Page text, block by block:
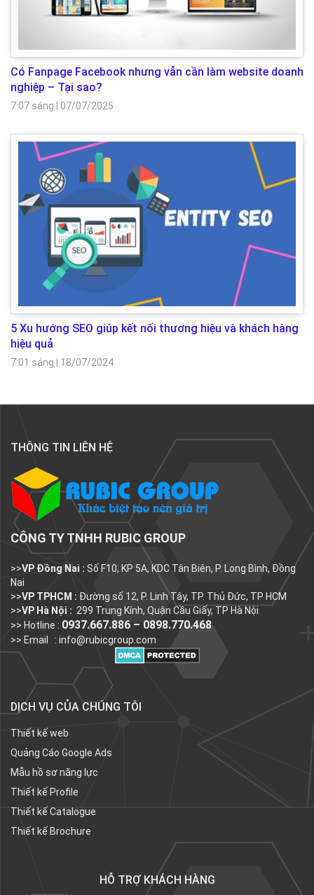
Có Fanpage Facebook nhưng vẫn cần làm website doanh
nghiệp – Tại sao?
7:07 sáng 07/07/2025
5 Xu hướng SEO giúp kết nối thương hiệu và khách hàng
hiệu quả
7:01 sáng 18/07/2024
THÔNG TIN LIÊN HỆ
CÔNG TY TNHH RUBIC GROUP
>>VP Đồng Nai : Số F10, KP 5A, KDC Tân Biên, P. Long Bình, Đồng
Nai
>>VP TPHCM : Đường số 12, P. Linh Tây, TP. Thủ Đức, TP HCM
>>VP Hà Nội : 299 Trung Kính, Quận Cầu Giấy, TP Hà Nội
>> Hotline : 0937.667.886 – 0898.770.468
>> Email : info@rubicgroup.com
DỊCH VỤ CỦA CHÚNG TÔI
Thiết kế web
Quảng Cáo Google Ads
Mẫu hồ sơ năng lực
Thiết kế Profile
Thiết kế Catalogue
Thiết kế Brochure
HỖ TRỢ KHÁCH HÀNG